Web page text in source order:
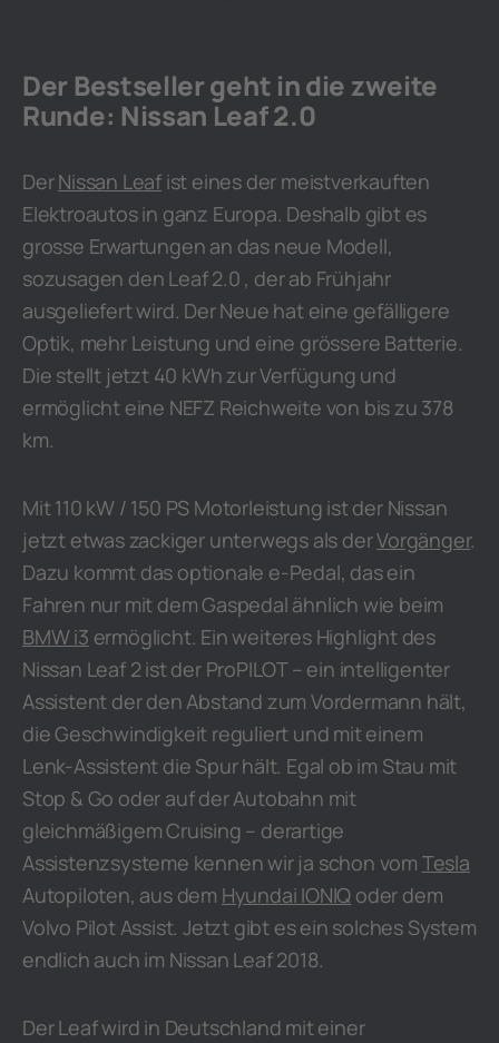
Der Bestseller geht in die zweite
Runde: Nissan Leaf 2.0
DerNissan Leaf ist eines der meistverkauften
Elektroautos in ganz Europa. Deshalb gibt es
grosse Erwartungen an das neue Modell,
sozusagen den Leaf 2.0 , der ab Frühjahr
ausgeliefert wird. Der Neue hat eine gefälligere
Optik, mehr Leistung und eine grössere Batterie.
Die stellt jetzt 40 kWh zur Verfügung und
ermöglicht eine NEFZ Reichweite von bis zu 378
km.
Mit 110 kW / 150 PS Motorleistung ist der Nissan
jetzt etwas zackiger unterwegs als derVorgänger.
Dazu kommt das optionale e-Pedal, das ein
Fahren nur mit dem Gaspedal ähnlich wie beim
BMW i3 ermöglicht. Ein weiteres Highlight des
Nissan Leaf 2 ist der ProPILOT – ein intelligenter
Assistent der den Abstand zum Vordermann hält,
die Geschwindigkeit reguliert und mit einem
Lenk-Assistent die Spur hält. Egal ob im Stau mit
Stop & Go oder auf der Autobahn mit
gleichmäßigem Cruising – derartige
Assistenzsysteme kennen wir ja schon vom Tesla
Autopiloten, aus dem Hyundai IONIQ oder dem
Volvo Pilot Assist. Jetzt gibt es ein solches System
endlich auch im Nissan Leaf 2018.
Der Leaf wird in Deutschland mit einer